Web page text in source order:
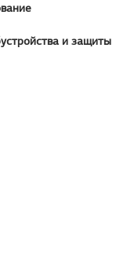
и защиты